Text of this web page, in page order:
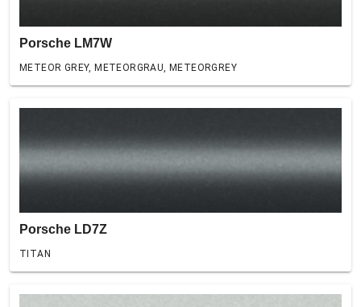
Porsche LM7W
METEOR GREY, METEORGRAU, METEORGREY
Porsche LD7Z
TITAN